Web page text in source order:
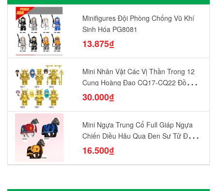
Minifigures Đội Phòng Chống Vũ Khí
Sinh Hóa PG8081
13.875₫
Mini Nhân Vật Các Vị Thần Trong 12
Cung Hoàng Đạo CQ17-CQ22 Đồ
Chơi Lắp Ráp Mô Hình Yêu Thích
30.000₫
Mini Ngựa Trung Cổ Full Giáp Ngựa
Chiến Diều Hâu Quạ Đen Sư Tử Đỏ
N1003 - N1005 Đồ Chơi Lắp Ráp Mô
16.500₫